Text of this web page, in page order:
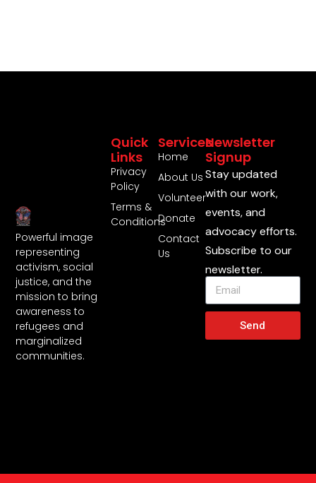
Powerful image
representing
activism, social
justice, and the
mission to bring
awareness to
refugees and
marginalized
communities.
Services
Home
About Us
Volunteer
Donate
Contact
Us
Quick
Links
Privacy
Policy
Terms &
Conditions
Newsletter
Signup
Stay updated
with our work,
events, and
advocacy efforts.
Subscribe to our
newsletter.
Send